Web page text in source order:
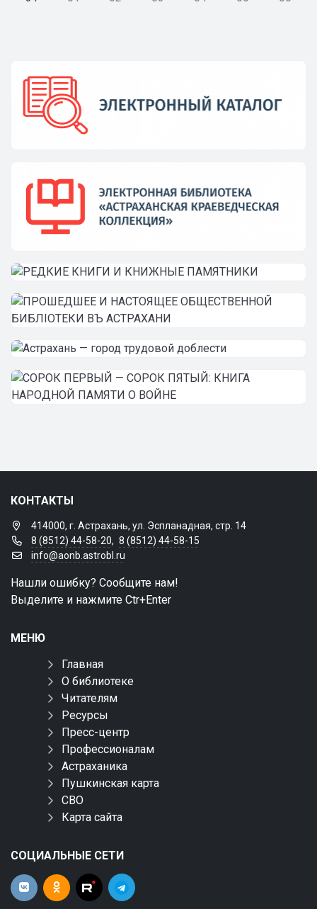
КОНТАКТЫ
414000, г. Астрахань, ул. Эспланадная, стр. 14
8 (8512) 44-58-20, 8 (8512) 44-58-15
info@aonb.astrobl.ru
Нашли ошибку? Сообщите нам!
Выделите и нажмите Ctr+Enter
МЕНЮ
Главная
О библиотеке
Читателям
Ресурсы
Пресс-центр
Профессионалам
Астраханика
Пушкинская карта
СВО
Карта сайта
СОЦИАЛЬНЫЕ СЕТИ